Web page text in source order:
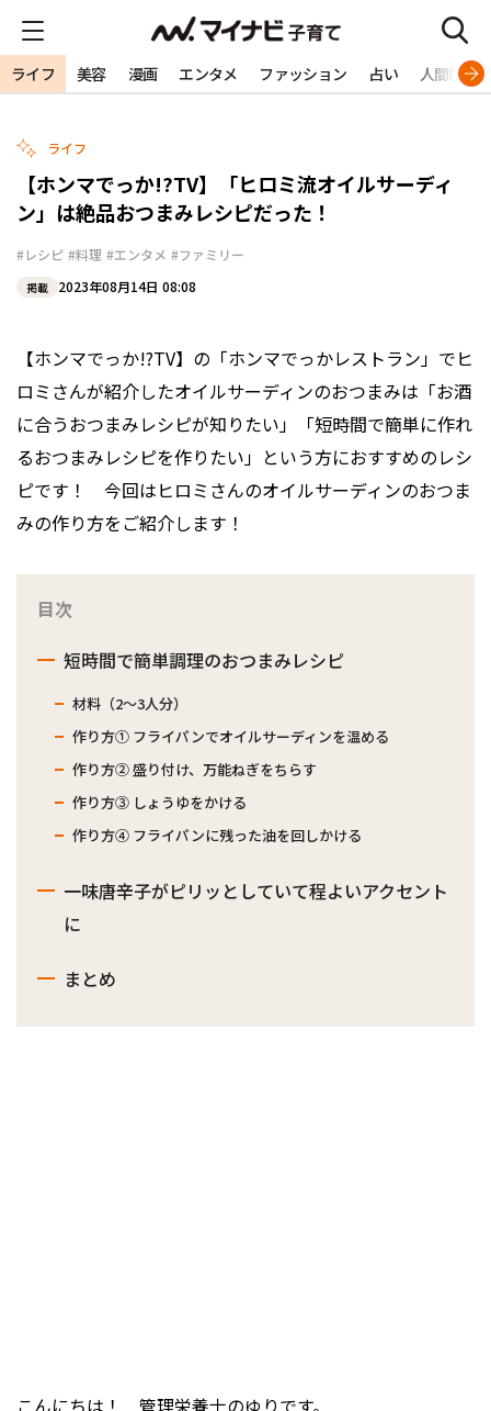
ライフ 美容 漫画 エンタメ ファッション 占い 人間関係
ライフ
【ホンマでっか!?TV】「ヒロミ流オイルサーディ
ン」は絶品おつまみレシピだった！
#レシピ #料理 #エンタメ #ファミリー
掲載 2023年08月14日 08:08
【ホンマでっか!?TV】の「ホンマでっかレストラン」でヒ
ロミさんが紹介したオイルサーディンのおつまみは「お酒
に合うおつまみレシピが知りたい」「短時間で簡単に作れ
るおつまみレシピを作りたい」という方におすすめのレシ
ピです！ 今回はヒロミさんのオイルサーディンのおつま
みの作り方をご紹介します！
目次
短時間で簡単調理のおつまみレシピ
材料（2〜3人分）
作り方① フライパンでオイルサーディンを温める
作り方② 盛り付け、万能ねぎをちらす
作り方③ しょうゆをかける
作り方④ フライパンに残った油を回しかける
一味唐辛子がピリッとしていて程よいアクセント
に
まとめ
こんにちは！ 管理栄養士のゆりです。